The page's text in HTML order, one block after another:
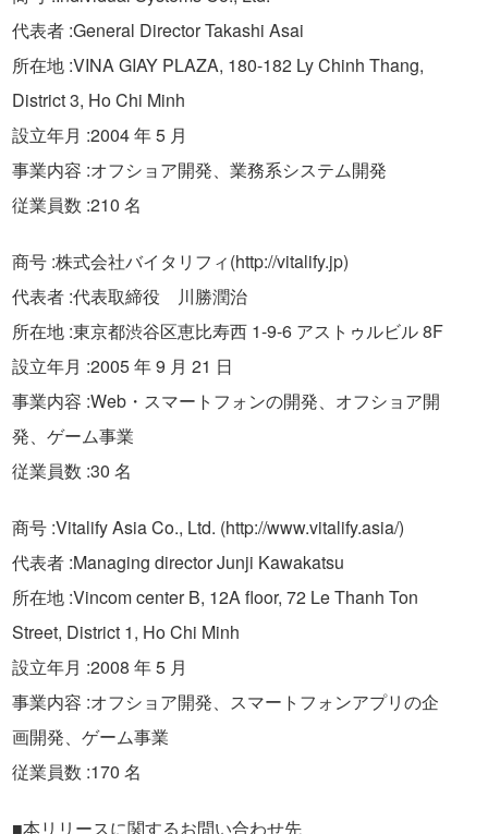
代表者 :General Director Takashi Asai
所在地 :VINA GIAY PLAZA, 180-182 Ly Chinh Thang,
District 3, Ho Chi Minh
設立年月 :2004 年 5 月
事業内容 :オフショア開発、業務系システム開発
従業員数 :210 名
商号 :株式会社バイタリフィ(http://vitalify.jp)
代表者 :代表取締役 川勝潤治
所在地 :東京都渋谷区恵比寿西 1-9-6 アストゥルビル 8F
設立年月 :2005 年 9 月 21 日
事業内容 :Web・スマートフォンの開発、オフショア開
発、ゲーム事業
従業員数 :30 名
商号 :Vitalify Asia Co., Ltd. (http://www.vitalify.asia/)
代表者 :Managing director Junji Kawakatsu
所在地 :Vincom center B, 12A floor, 72 Le Thanh Ton
Street, District 1, Ho Chi Minh
設立年月 :2008 年 5 月
事業内容 :オフショア開発、スマートフォンアプリの企
画開発、ゲーム事業
従業員数 :170 名
■本リリースに関するお問い合わせ先